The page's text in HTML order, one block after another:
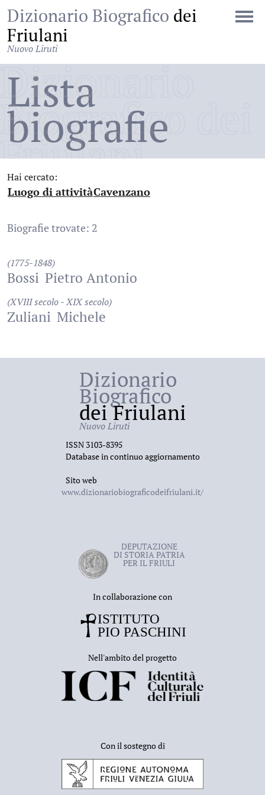
Dizionario Biografico dei
Friulani
Nuovo Liruti
Dizionario
Biografico dei
Friulani
Lista
biografie
Hai cercato:
Luogo di attività
:Cavenzano
Biografie trovate: 2
(1775-1848)
Bossi Pietro Antonio
(XVIII secolo - XIX secolo)
Zuliani Michele
Dizionario
Biografico
dei Friulani
Nuovo Liruti
ISSN 3103-8395
Database in continuo aggiornamento
Sito web
www.dizionariobiograficodeifriulani.it/
DEPUTAZIONE
DI STORIA PATRIA
PER IL FRIULI
In collaborazione con
Nell'ambito del progetto
Con il sostegno di